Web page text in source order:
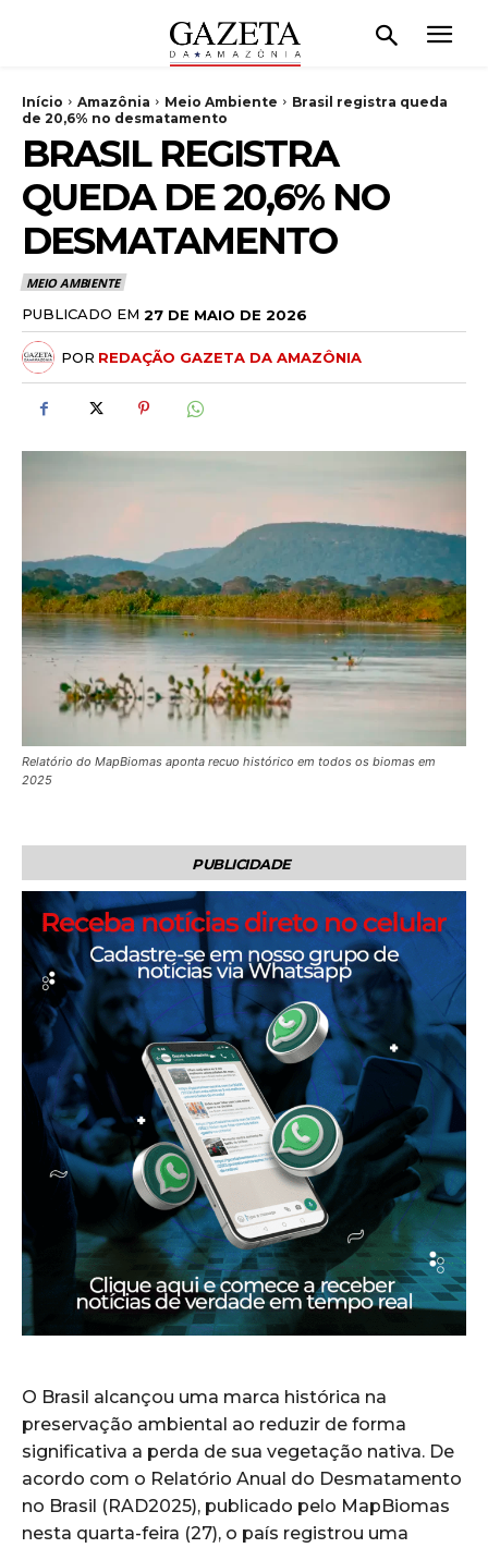
Início Amazônia Meio Ambiente
Brasil registra queda
de 20,6% no desmatamento
BRASIL REGISTRA
QUEDA DE 20,6% NO
DESMATAMENTO
MEIO AMBIENTE
PUBLICADO EM 27 DE MAIO DE 2026
POR REDAÇÃO GAZETA DA AMAZÔNIA
Relatório do MapBiomas aponta recuo histórico em todos os biomas em
2025
PUBLICIDADE
O Brasil alcançou uma marca histórica na
preservação ambiental ao reduzir de forma
significativa a perda de sua vegetação nativa. De
acordo com o Relatório Anual do Desmatamento
no Brasil (RAD2025), publicado pelo MapBiomas
nesta quarta-feira (27), o país registrou uma